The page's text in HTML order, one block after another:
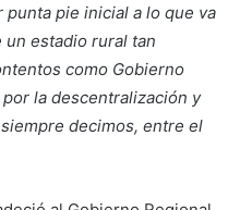
pie inicial a lo que va
estadio rural tan
como Gobierno
la descentralización y
decimos, entre el